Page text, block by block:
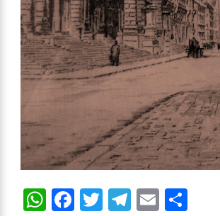
WhatsApp
Facebook
Twitter
Telegram
Email